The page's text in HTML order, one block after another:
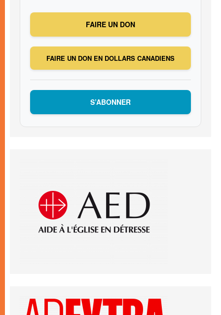
FAIRE UN DON
FAIRE UN DON EN DOLLARS CANADIENS
S’ABONNER